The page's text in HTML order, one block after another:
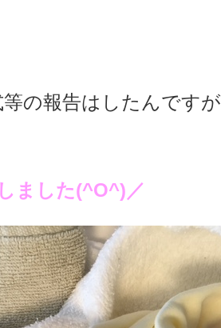
の報告はしたんですが
ました(^O^)／